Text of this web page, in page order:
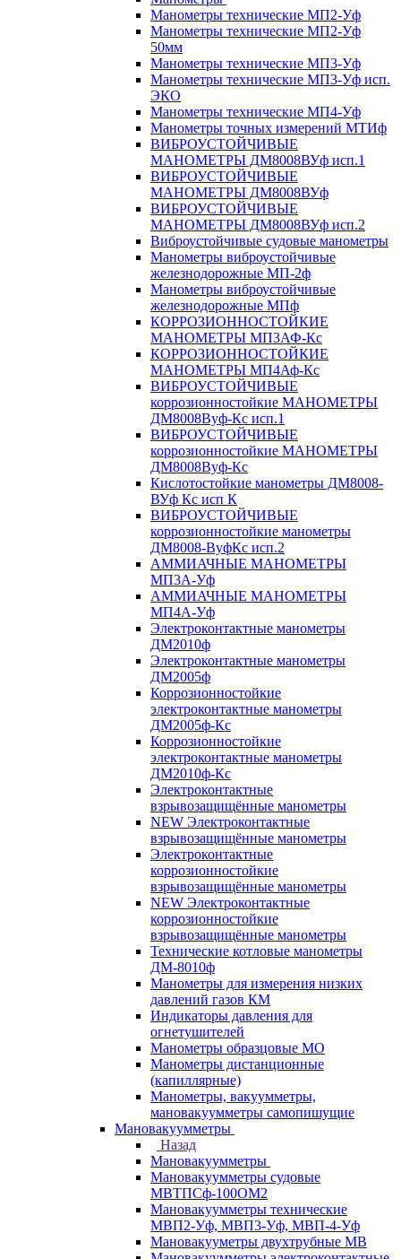
Манометры технические МП2-Уф
Манометры технические МП2-Уф
50мм
Манометры технические МП3-Уф
Манометры технические МП3-Уф исп.
ЭКО
Манометры технические МП4-Уф
Манометры точных измерений МТИф
ВИБРОУСТОЙЧИВЫЕ
МАНОМЕТРЫ ДМ8008ВУф исп.1
ВИБРОУСТОЙЧИВЫЕ
МАНОМЕТРЫ ДМ8008ВУф
ВИБРОУСТОЙЧИВЫЕ
МАНОМЕТРЫ ДМ8008ВУф исп.2
Виброустойчивые судовые манометры
Манометры виброустойчивые
железнодорожные МП-2ф
Манометры виброустойчивые
железнодорожные МПф
КОРРОЗИОННОСТОЙКИЕ
МАНОМЕТРЫ МП3АФ-Кс
КОРРОЗИОННОСТОЙКИЕ
МАНОМЕТРЫ МП4Аф-Кс
ВИБРОУСТОЙЧИВЫЕ
коррозионностойкие МАНОМЕТРЫ
ДМ8008Вуф-Кс исп.1
ВИБРОУСТОЙЧИВЫЕ
коррозионностойкие МАНОМЕТРЫ
ДМ8008Вуф-Кс
Кислотостойкие манометры ДМ8008-
ВУф Кс исп К
ВИБРОУСТОЙЧИВЫЕ
коррозионностойкие манометры
ДМ8008-ВуфКс исп.2
АММИАЧНЫЕ МАНОМЕТРЫ
МП3А-Уф
АММИАЧНЫЕ МАНОМЕТРЫ
МП4А-Уф
Электроконтактные манометры
ДМ2010ф
Электроконтактные манометры
ДМ2005ф
Коррозионностойкие
электроконтактные манометры
ДМ2005ф-Кс
Коррозионностойкие
электроконтактные манометры
ДМ2010ф-Кс
Электроконтактные
взрывозащищённые манометры
NEW Электроконтактные
взрывозащищённые манометры
Электроконтактные
коррозионностойкие
взрывозащищённые манометры
NEW Электроконтактные
коррозионностойкие
взрывозащищённые манометры
Технические котловые манометры
ДМ-8010ф
Манометры для измерения низких
давлений газов КМ
Индикаторы давления для
огнетушителей
Манометры образцовые МО
Манометры дистанционные
(капиллярные)
Манометры, вакуумметры,
мановакуумметры самопишущие
Мановакуумметры
Назад
Мановакуумметры
Мановакуумметры судовые
МВТПСф-100ОМ2
Мановакуумметры технические
МВП2-Уф, МВП3-Уф, МВП-4-Уф
Мановакууметры двухтрубные МВ